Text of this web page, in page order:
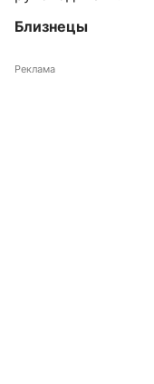
Близнецы
Реклама